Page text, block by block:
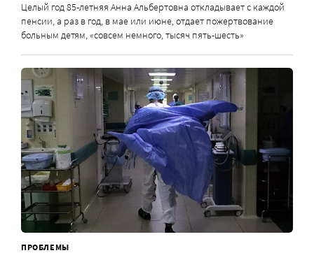
Целый год 85-летняя Анна Альбертовна откладывает с каждой
пенсии, а раз в год, в мае или июне, отдает пожертвование
больным детям, «совсем немного, тысяч пять-шесть»
ПРОБЛЕМЫ